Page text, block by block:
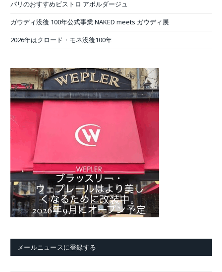
パリのおすすめビストロ アボルダージュ
ガウディ没後 100年公式事業 NAKED meets ガウディ展
2026年はクロード・モネ没後100年
メールニュースに登録する